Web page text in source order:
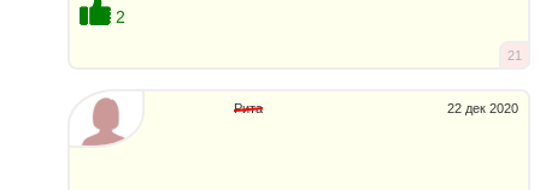
2
21
22 дек 2020
Рита